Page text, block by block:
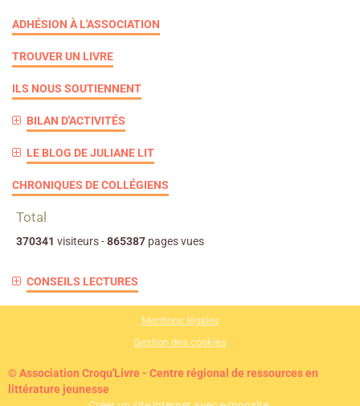
ADHÉSION À L'ASSOCIATION
TROUVER UN LIVRE
ILS NOUS SOUTIENNENT
BILAN D'ACTIVITÉS
LE BLOG DE JULIANE LIT
CHRONIQUES DE COLLÉGIENS
Total
370341 visiteurs -865387 pages vues
CONSEILS LECTURES
Mentions légales
Gestion des cookies
© Association Croqu'Livre - Centre régional de ressources en
littérature jeunesse